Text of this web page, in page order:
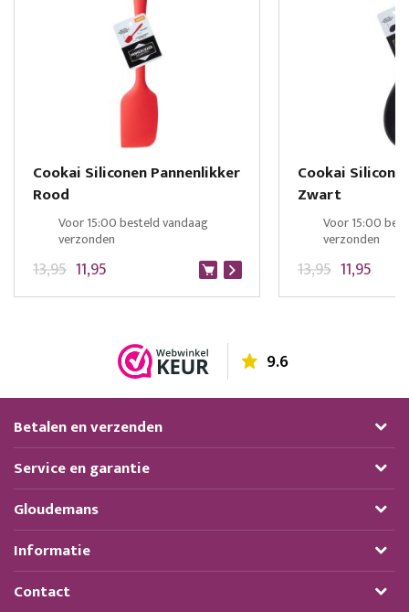
Cookai Siliconen Pannenlikker
Rood
Voor 15:00 besteld vandaag
verzonden
11,95
13,95
Cookai
Zwart
Voor 15:00
verzonden
11,95
13,95
9.6
Betalen en verzenden
Service en garantie
Gloudemans
Informatie
Contact